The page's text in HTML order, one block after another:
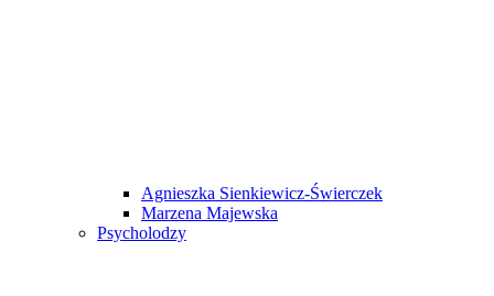
Agnieszka Sienkiewicz-Świerczek
Marzena Majewska
Psycholodzy